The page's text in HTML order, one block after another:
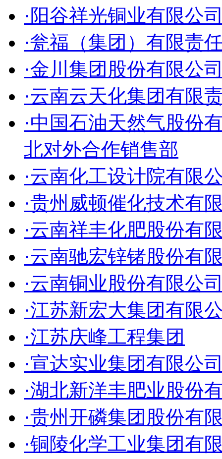
·阳谷祥光铜业有限公
·瓮福（集团）有限责
·金川集团股份有限公
·云南云天化集团有限
·中国石油天然气股份
北对外合作销售部
·云南化工设计院有限
·贵州威顿催化技术有
·云南祥丰化肥股份有
·云南驰宏锌锗股份有
·云南铜业股份有限公
·江苏新宏大集团有限
·江苏庆峰工程集团
·宣达实业集团有限公
·湖北新洋丰肥业股份
·贵州开磷集团股份有
·铜陵化学工业集团有